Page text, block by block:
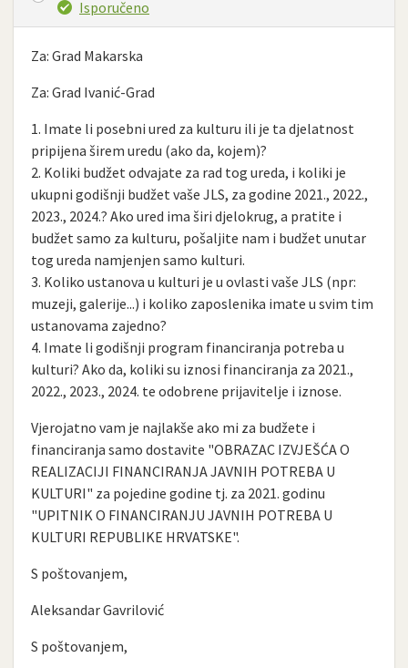
Isporučeno
Za: Grad Makarska
Za: Grad Ivanić-Grad
1. Imate li posebni ured za kulturu ili je ta djelatnost
pripijena širem uredu (ako da, kojem)?
2. Koliki budžet odvajate za rad tog ureda, i koliki je
ukupni godišnji budžet vaše JLS, za godine 2021., 2022.,
2023., 2024.? Ako ured ima širi djelokrug, a pratite i
budžet samo za kulturu, pošaljite nam i budžet unutar
tog ureda namjenjen samo kulturi.
3. Koliko ustanova u kulturi je u ovlasti vaše JLS (npr:
muzeji, galerije...) i koliko zaposlenika imate u svim tim
ustanovama zajedno?
4. Imate li godišnji program financiranja potreba u
kulturi? Ako da, koliki su iznosi financiranja za 2021.,
2022., 2023., 2024. te odobrene prijavitelje i iznose.
Vjerojatno vam je najlakše ako mi za budžete i
financiranja samo dostavite "OBRAZAC IZVJEŠĆA O
REALIZACIJI FINANCIRANJA JAVNIH POTREBA U
KULTURI" za pojedine godine tj. za 2021. godinu
"UPITNIK O FINANCIRANJU JAVNIH POTREBA U
KULTURI REPUBLIKE HRVATSKE".
S poštovanjem,
Aleksandar Gavrilović
S poštovanjem,